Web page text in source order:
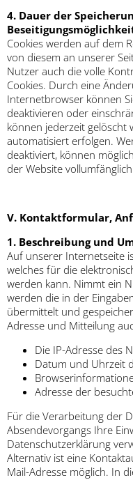
4. Dauer der
Cookies werden auf dem
von diesem an unserer
Nutzer auch die volle
Cookies. Durch eine
Internetbrowser können
deaktivieren oder
können jederzeit gelöscht
automatisiert erfolgen.
deaktiviert, können
der Website
V. Kontaktformular,
1. Beschreibung und
Auf unserer Internetseite
welches für die
werden kann. Nimmt ein
werden die in der
übermittelt und
Adresse und Mitteilung
Die IP-Adresse des
Datum und Uhrzeit
Adresse der
Für die Verarbeitung der
Absendevorgangs Ihre
Datenschutzerklärung
Alternativ ist eine
Mail-Adresse möglich. In